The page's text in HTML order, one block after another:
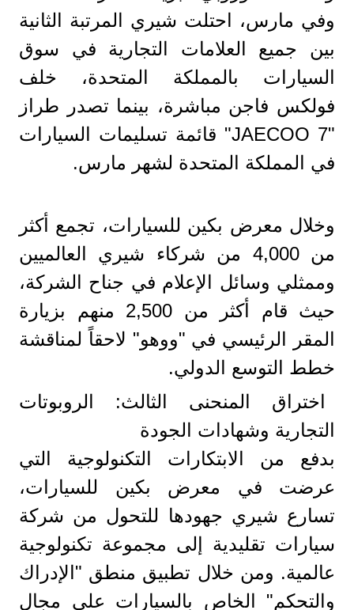
وفي مارس، احتلت شيري المرتبة الثانية
بين جميع العلامات التجارية في سوق
السيارات بالمملكة المتحدة، خلف
فولكس فاجن مباشرة، بينما تصدر طراز
"JAECOO 7" قائمة تسليمات السيارات
في المملكة المتحدة لشهر مارس.
وخلال معرض بكين للسيارات، تجمع أكثر
من 4,000 من شركاء شيري العالميين
وممثلي وسائل الإعلام في جناح الشركة،
حيث قام أكثر من 2,500 منهم بزيارة
المقر الرئيسي في "ووهو" لاحقاً لمناقشة
خطط التوسع الدولي.
اختراق المنحنى الثالث: الروبوتات
التجارية وشهادات الجودة
بدفع من الابتكارات التكنولوجية التي
عرضت في معرض بكين للسيارات،
تسارع شيري جهودها للتحول من شركة
سيارات تقليدية إلى مجموعة تكنولوجية
عالمية. ومن خلال تطبيق منطق "الإدراك
والتحكم" الخاص بالسيارات على مجال